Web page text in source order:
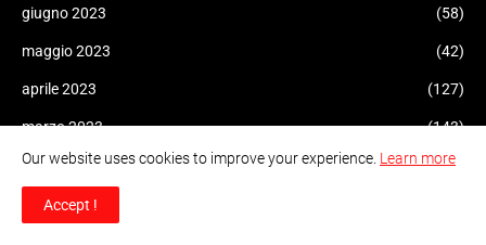
giugno 2023 (58)
maggio 2023 (42)
aprile 2023 (127)
marzo 2023 (143)
febbraio 2023 (59)
gennaio 2023
Our website uses cookies to improve your experience. Learn more
Accept !